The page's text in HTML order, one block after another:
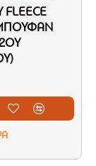
FLEECE